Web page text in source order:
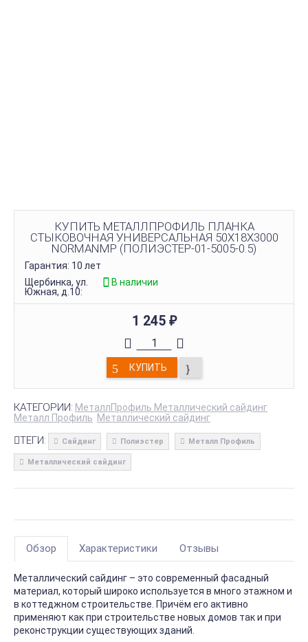
КУПИТЬ МЕТАЛЛПРОФИЛЬ ПЛАНКА
СТЫКОВОЧНАЯ УНИВЕРСАЛЬНАЯ 50Х18Х3000
NORMANMP (ПОЛИЭСТЕР-01-5005-0.5)
Гарантия: 10 лет
Щербинка, ул.
Южная, д.10:
В наличии
1 245 ₽
КУПИТЬ
КАТЕГОРИИ: МеталлПрофиль Металлический сайдинг
Металл Профиль Металлический сайдинг
ТЕГИ: Сайдинг Полиэстер Металл Профиль
Металлический сайдинг
Обзор Характеристики Отзывы
Металлический сайдинг – это современный фасадный
материал, который широко используется в много этажном и
в коттеджном строительстве. Причём его активно
применяют как при строительстве новых домов так и при
реконструкции существующих зданий.